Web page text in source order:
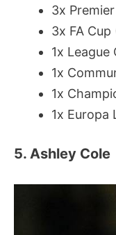
3x
3x FA
1x League
1x
1x
1x Europa
5. Ashley Cole